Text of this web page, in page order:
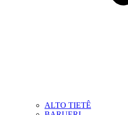
ALTO TIETÊ